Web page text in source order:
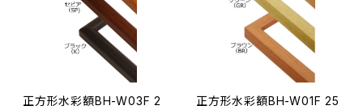
正方形水彩額BH-W03F 2
正方形水彩額BH-W01F 25